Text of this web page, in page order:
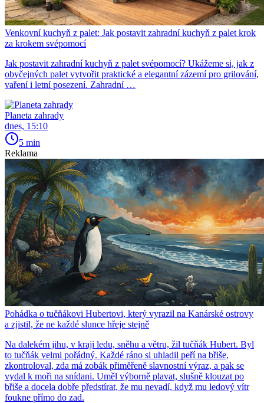
Venkovní kuchyň z palet: Jak postavit zahradní kuchyň z palet krok
za krokem svépomocí
Jak postavit zahradní kuchyň z palet svépomocí? Ukážeme si, jak z
obyčejných palet vytvořit praktické a elegantní zázemí pro grilování,
vaření i letní posezení. Zahradní …
Planeta zahrady
dnes, 15:10
5 min
Reklama
Pohádka o tučňákovi Hubertovi, který vyrazil na Kanárské ostrovy
a zjistil, že ne každé slunce hřeje stejně
Na dalekém jihu, v kraji ledu, sněhu a větru, žil tučňák Hubert. Byl
to tučňák velmi pořádný. Každé ráno si uhladil peří na břiše,
zkontroloval, zda má zobák přiměřeně slavnostní výraz, a pak se
vydal k moři na snídani. Uměl výborně plavat, slušně klouzat po
břiše a docela dobře předstírat, že mu nevadí, když mu ledový vítr
foukne přímo do zad.